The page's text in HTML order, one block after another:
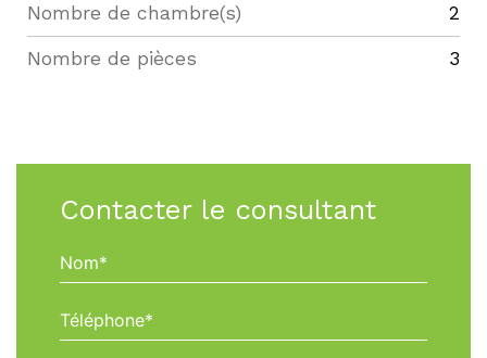
Nombre de chambre(s) 2
Nombre de pièces 3
Contacter le consultant
Nom*
Téléphone*